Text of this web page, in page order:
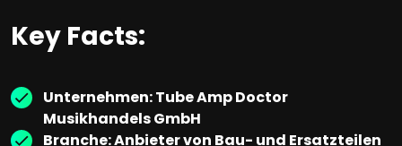
Key Facts:
Unternehmen: Tube Amp Doctor
Musikhandels GmbH
Branche: Anbieter von Bau- und Ersatzteilen